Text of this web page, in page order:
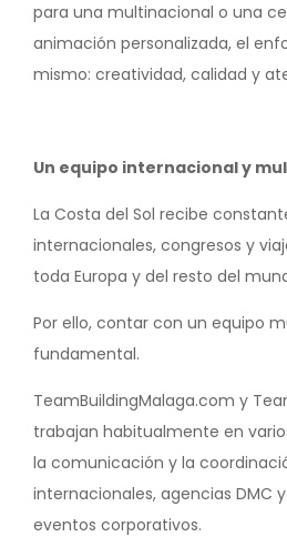
para una multinacional o una
animación personalizada, el
mismo: creatividad, calidad y
Un equipo internacional y
La Costa del Sol recibe
internacionales, congresos y
toda Europa y del resto del
Por ello, contar con un equipo
fundamental.
TeamBuildingMalaga.com y
trabajan habitualmente en
la comunicación y la
internacionales, agencias DMC
eventos corporativos.